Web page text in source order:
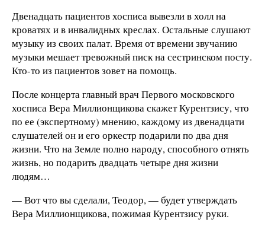
Двенадцать пациентов хосписа вывезли в холл на
кроватях и в инвалидных креслах. Остальные слушают
музыку из своих палат. Время от времени звучанию
музыки мешает тревожный писк на сестринском посту.
Кто-то из пациентов зовет на помощь.
После концерта главный врач Первого московского
хосписа Вера Миллионщикова скажет Курентзису, что
по ее (экспертному) мнению, каждому из двенадцати
слушателей он и его оркестр подарили по два дня
жизни. Что на Земле полно народу, способного отнять
жизнь, но подарить двадцать четыре дня жизни
людям…
— Вот что вы сделали, Теодор, — будет утверждать
Вера Миллионщикова, пожимая Курентзису руки.